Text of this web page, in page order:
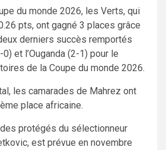
du monde 2026, les Verts, qui
pts, ont gagné 3 places grâce
derniers succès remportés
et l’Ouganda (2-1) pour le
de la Coupe du monde 2026.
les camarades de Mahrez ont
place africaine.
protégés du sélectionneur
est prévue en novembre